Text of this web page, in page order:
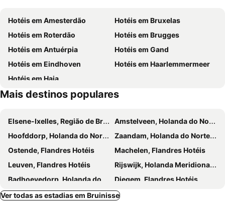
Boijmans van Beuningen
The Doelen
Vermeer Centrum Delft
Kijkduin
Charlois
Van Nelle Fabriek
Concordia
Badstrand Ouddorp Westerduinpad
Scharendijke Brouwersdam
Rockanje Strandslag
Delta Marina Kortgene
Deltapark Neeltje Jans
Rotterdam Marathon
Berendrecht-Zandvliet-Lillo
Veerse Meer
Zoutelande strand
De Kuip
Fotomuseum Den Haag
Hotéis em Amesterdão
Hotéis em Bruxelas
Hotéis em Roterdão
Hotéis em Brugges
Hotéis em Antuérpia
Hotéis em Gand
Hotéis em Eindhoven
Hotéis em Haarlemmermeer
Hotéis em Haia
Mais destinos populares
Elsene-Ixelles, Região de Bruxelas-Capital Hotéis
Amstelveen, Holanda do Norte Hotéis
Hoofddorp, Holanda do Norte Hotéis
Zaandam, Holanda do Norte Hotéis
Ostende, Flandres Hotéis
Machelen, Flandres Hotéis
Leuven, Flandres Hotéis
Rijswijk, Holanda Meridional Hotéis
Badhoevedorp, Holanda do Norte Hotéis
Diegem, Flandres Hotéis
Delft, Holanda Meridional Hotéis
Leiden, Holanda Meridional Hotéis
Ver todas as estadias em Bruinisse